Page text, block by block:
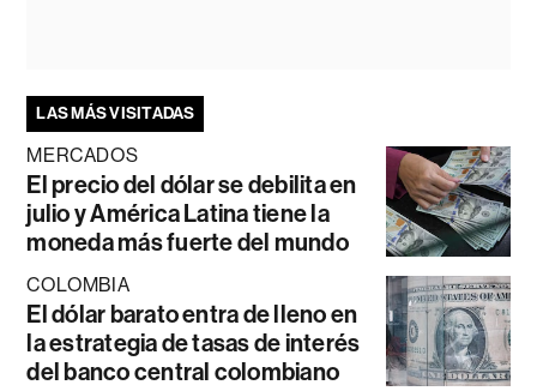
LAS MÁS VISITADAS
MERCADOS
El precio del dólar se debilita en
julio y América Latina tiene la
moneda más fuerte del mundo
COLOMBIA
El dólar barato entra de lleno en
la estrategia de tasas de interés
del banco central colombiano